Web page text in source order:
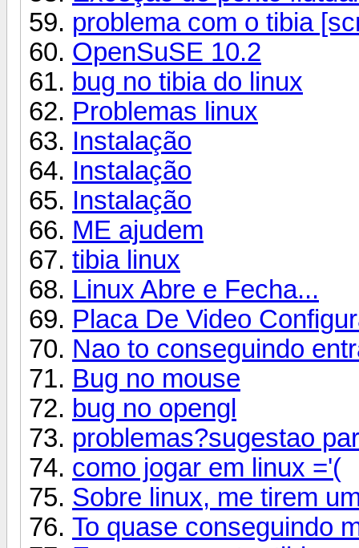
problema com o tibia
OpenSuSE 10.2
bug no tibia do linux
Problemas linux
Instalação
Instalação
Instalação
ME ajudem
tibia linux
Linux Abre e Fecha...
Placa De Video
Nao to conseguindo
Bug no mouse
bug no opengl
problemas?sugestao
como jogar em linux ='(
Sobre linux, me tirem
To quase conseguindo